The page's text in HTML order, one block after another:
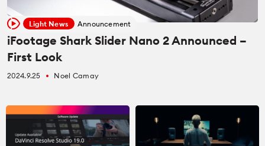
カメラ
レンズ
照明器具
カメラ
照明器具
How To
CineDビデオ
Education for Filmmakers
Light News Announcement
iFootage Shark Slider Nano 2 Announced –
First Look
2024.9.25 fiber_manual_record Noel Camay